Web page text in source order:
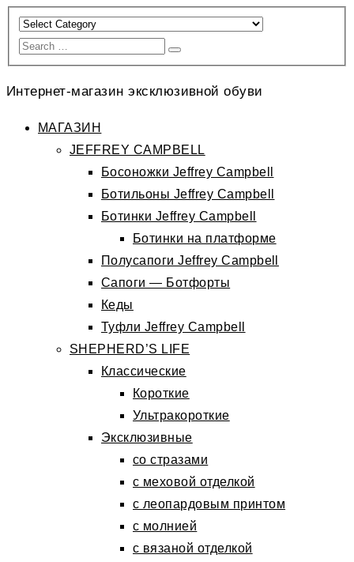
Интернет-магазин эксклюзивной обуви
МАГАЗИН
JEFFREY CAMPBELL
Босоножки Jeffrey Campbell
Ботильоны Jeffrey Campbell
Ботинки Jeffrey Campbell
Ботинки на платформе
Полусапоги Jeffrey Campbell
Сапоги — Ботфорты
Кеды
Туфли Jeffrey Campbell
SHEPHERD’S LIFE
Классические
Короткие
Ультракороткие
Эксклюзивные
со стразами
с меховой отделкой
с леопардовым принтом
с молнией
с вязаной отделкой